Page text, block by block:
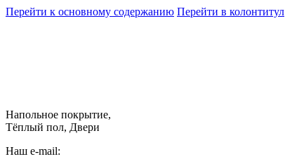
Перейти к основному содержанию Перейти в колонтитул
Напольное покрытие,
Тёплый пол, Двери
Наш e-mail: